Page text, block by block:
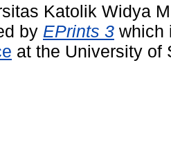
Katolik Widya
by EPrints 3 which
at the University of